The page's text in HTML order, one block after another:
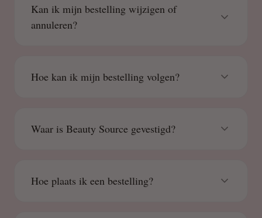
Kan ik mijn bestelling wijzigen of
annuleren?
Hoe kan ik mijn bestelling volgen?
Waar is Beauty Source gevestigd?
Hoe plaats ik een bestelling?